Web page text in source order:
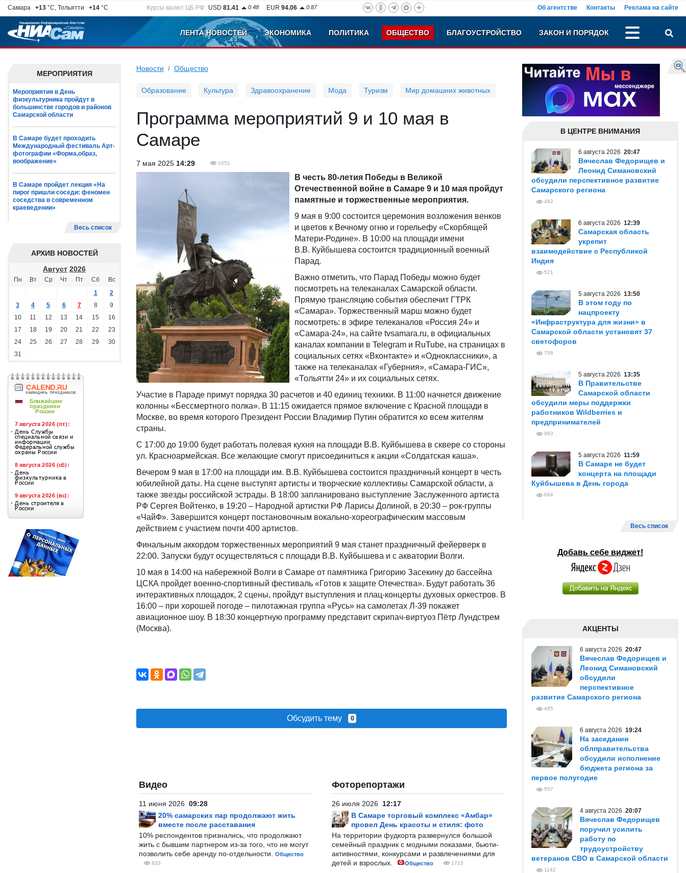
Самара +13 °C, Тольятти +14 °C Курсы валют ЦБ РФ: USD 81.41 0.48 EUR 94.06 0.87 Об агентстве Контакты Реклама на сайте
ЛЕНТА НОВОСТЕЙ ЭКОНОМИКА ПОЛИТИКА ОБЩЕСТВО БЛАГОУСТРОЙСТВО ЗАКОН И ПОРЯДОК
МЕРОПРИЯТИЯ
Мероприятия в День
физкультурника пройдут в
большинстве городов и районов
Самарской области
В Самаре будет проходить
Международный фестиваль Арт-
фотографии «Форма,образ,
воображение»
В Самаре пройдет лекция «На
пирог пришли соседи: феномен
соседства в современном
краеведении»
Весь список
АРХИВ НОВОСТЕЙ
Август 2026
Пн Вт Ср Чт Пт Сб
Вс
1
2
3
4 5 6 7 8
9
10
11 12 13 14 15
16
17
18 19 20 21 22
23
24
25 26 27 28 29
30
31
Новости Общество
Образование Культура Здравоохранение Мода Туризм Мир домашних животных
Программа мероприятий 9 и 10 мая в
Самаре
7 мая 2025 14:29 1051
В честь 80-летия Победы в Великой
Отечественной войне в Самаре 9 и 10 мая пройдут
памятные и торжественные мероприятия.
9 мая в 9:00 состоится церемония возложения венков
и цветов к Вечному огню и горельефу «Скорбящей
Матери-Родине». В 10:00 на площади имени
В.В. Куйбышева состоится традиционный военный
Парад.
Важно отметить, что Парад Победы можно будет
посмотреть на телеканалах Самарской области.
Прямую трансляцию события обеспечит ГТРК
«Самара». Торжественный марш можно будет
посмотреть: в эфире телеканалов «Россия 24» и
«Самара-24», на сайте tvsamara.ru, в официальных
каналах компании в Telegram и RuTube, на страницах в
социальных сетях «Вконтакте» и «Одноклассники», а
также на телеканалах «Губерния», «Самара-ГИС»,
«Тольятти 24» и их социальных сетях.
Участие в Параде примут порядка 30 расчетов и 40 единиц техники. В 11:00 начнется движение
колонны «Бессмертного полка». В 11:15 ожидается прямое включение с Красной площади в
Москве, во время которого Президент России Владимир Путин обратится ко всем жителям
страны.
С 17:00 до 19:00 будет работать полевая кухня на площади В.В. Куйбышева в сквере со стороны
ул. Красноармейская. Все желающие смогут присоединиться к акции «Солдатская каша».
Вечером 9 мая в 17:00 на площади им. В.В. Куйбышева состоится праздничный концерт в честь
юбилейной даты. На сцене выступят артисты и творческие коллективы Самарской области, а
также звезды российской эстрады. В 18:00 запланировано выступление Заслуженного артиста
РФ Сергея Войтенко, в 19:20 – Народной артистки РФ Ларисы Долиной, в 20:30 – рок-группы
«ЧайФ». Завершится концерт постановочным вокально-хореографическим массовым
действием с участием почти 400 артистов.
Финальным аккордом торжественных мероприятий 9 мая станет праздничный фейерверк в
22:00. Запуски будут осуществляться с площади В.В. Куйбышева и с акватории Волги.
10 мая в 14:00 на набережной Волги в Самаре от памятника Григорию Засекину до бассейна
ЦСКА пройдет военно-спортивный фестиваль «Готов к защите Отечества». Будут работать 36
интерактивных площадок, 2 сцены, пройдут выступления и плац-концерты духовых оркестров. В
16:00 – при хорошей погоде – пилотажная группа «Русь» на самолетах Л-39 покажет
авиационное шоу. В 18:30 концертную программу представит скрипач-виртуоз Пётр Лундстрем
(Москва).
Обсудить тему 0
Видео
11 июня 2026 09:28
20% самарских пар продолжают жить
вместе после расставания
10% респондентов признались, что продолжают
жить с бывшим партнером из-за того, что не могут
позволить себе аренду по-отдельности.
Общество
833
Фоторепортажи
26 июля 2026 12:17
В Самаре торговый комплекс «Амбар»
провел День красоты и стиля: фото
На территории фудкорта развернулся большой
семейный праздник с модными показами, бьюти-
активностями, конкурсами и развлечениями для
детей и взрослых.
Общество 1715
В ЦЕНТРЕ ВНИМАНИЯ
6 августа 2026 20:47
Вячеслав Федорищев и
Леонид Симановский
обсудили перспективное развитие
Самарского региона
482
6 августа 2026 12:39
Самарская область
укрепит
взаимодействие с Республикой
Индия
521
5 августа 2026 13:50
В этом году по
нацпроекту
«Инфраструктура для жизни» в
Самарской области установят 37
светофоров
756
5 августа 2026 13:35
В Правительстве
Самарской области
обсудили меры поддержки
работников Wildberries и
предпринимателей
963
5 августа 2026 11:59
В Самаре не будет
концерта на площади
Куйбышева в День города
664
Весь список
Добавь себе виджет!
АКЦЕНТЫ
6 августа 2026 20:47
Вячеслав Федорищев и
Леонид Симановский
обсудили
перспективное
развитие Самарского региона
485
6 августа 2026 19:24
На заседании
облправительства
обсудили исполнение
бюджета региона за
первое полугодие
557
4 августа 2026 20:07
Вячеслав Федорищев
поручил усилить
работу по
трудоустройству
ветеранов СВО в Самарской области
1142